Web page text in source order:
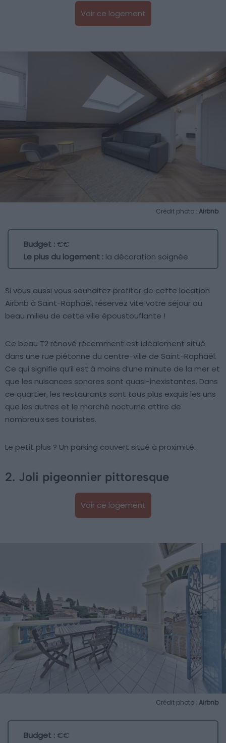
Voir ce logement
Crédit photo : Airbnb
Budget :€€
Le plus du logement : la décoration soignée
Si vous aussi vous souhaitez profiter de cette location
Airbnb à Saint-Raphaël, réservez vite votre séjour au
beau milieu de cette ville époustouflante !
Ce beau T2 rénové récemment est idéalement situé
dans une rue piétonne du centre-ville de Saint-Raphaël.
Ce qui signifie qu’il est à moins d’une minute de la mer et
que les nuisances sonores sont quasi-inexistantes. Dans
ce quartier, les restaurants sont tous plus exquis les uns
que les autres et le marché nocturne attire de
nombreu·x·ses touristes.
Le petit plus ? Un parking couvert situé à proximité.
2. Joli pigeonnier pittoresque
Voir ce logement
Crédit photo : Airbnb
Budget :€€